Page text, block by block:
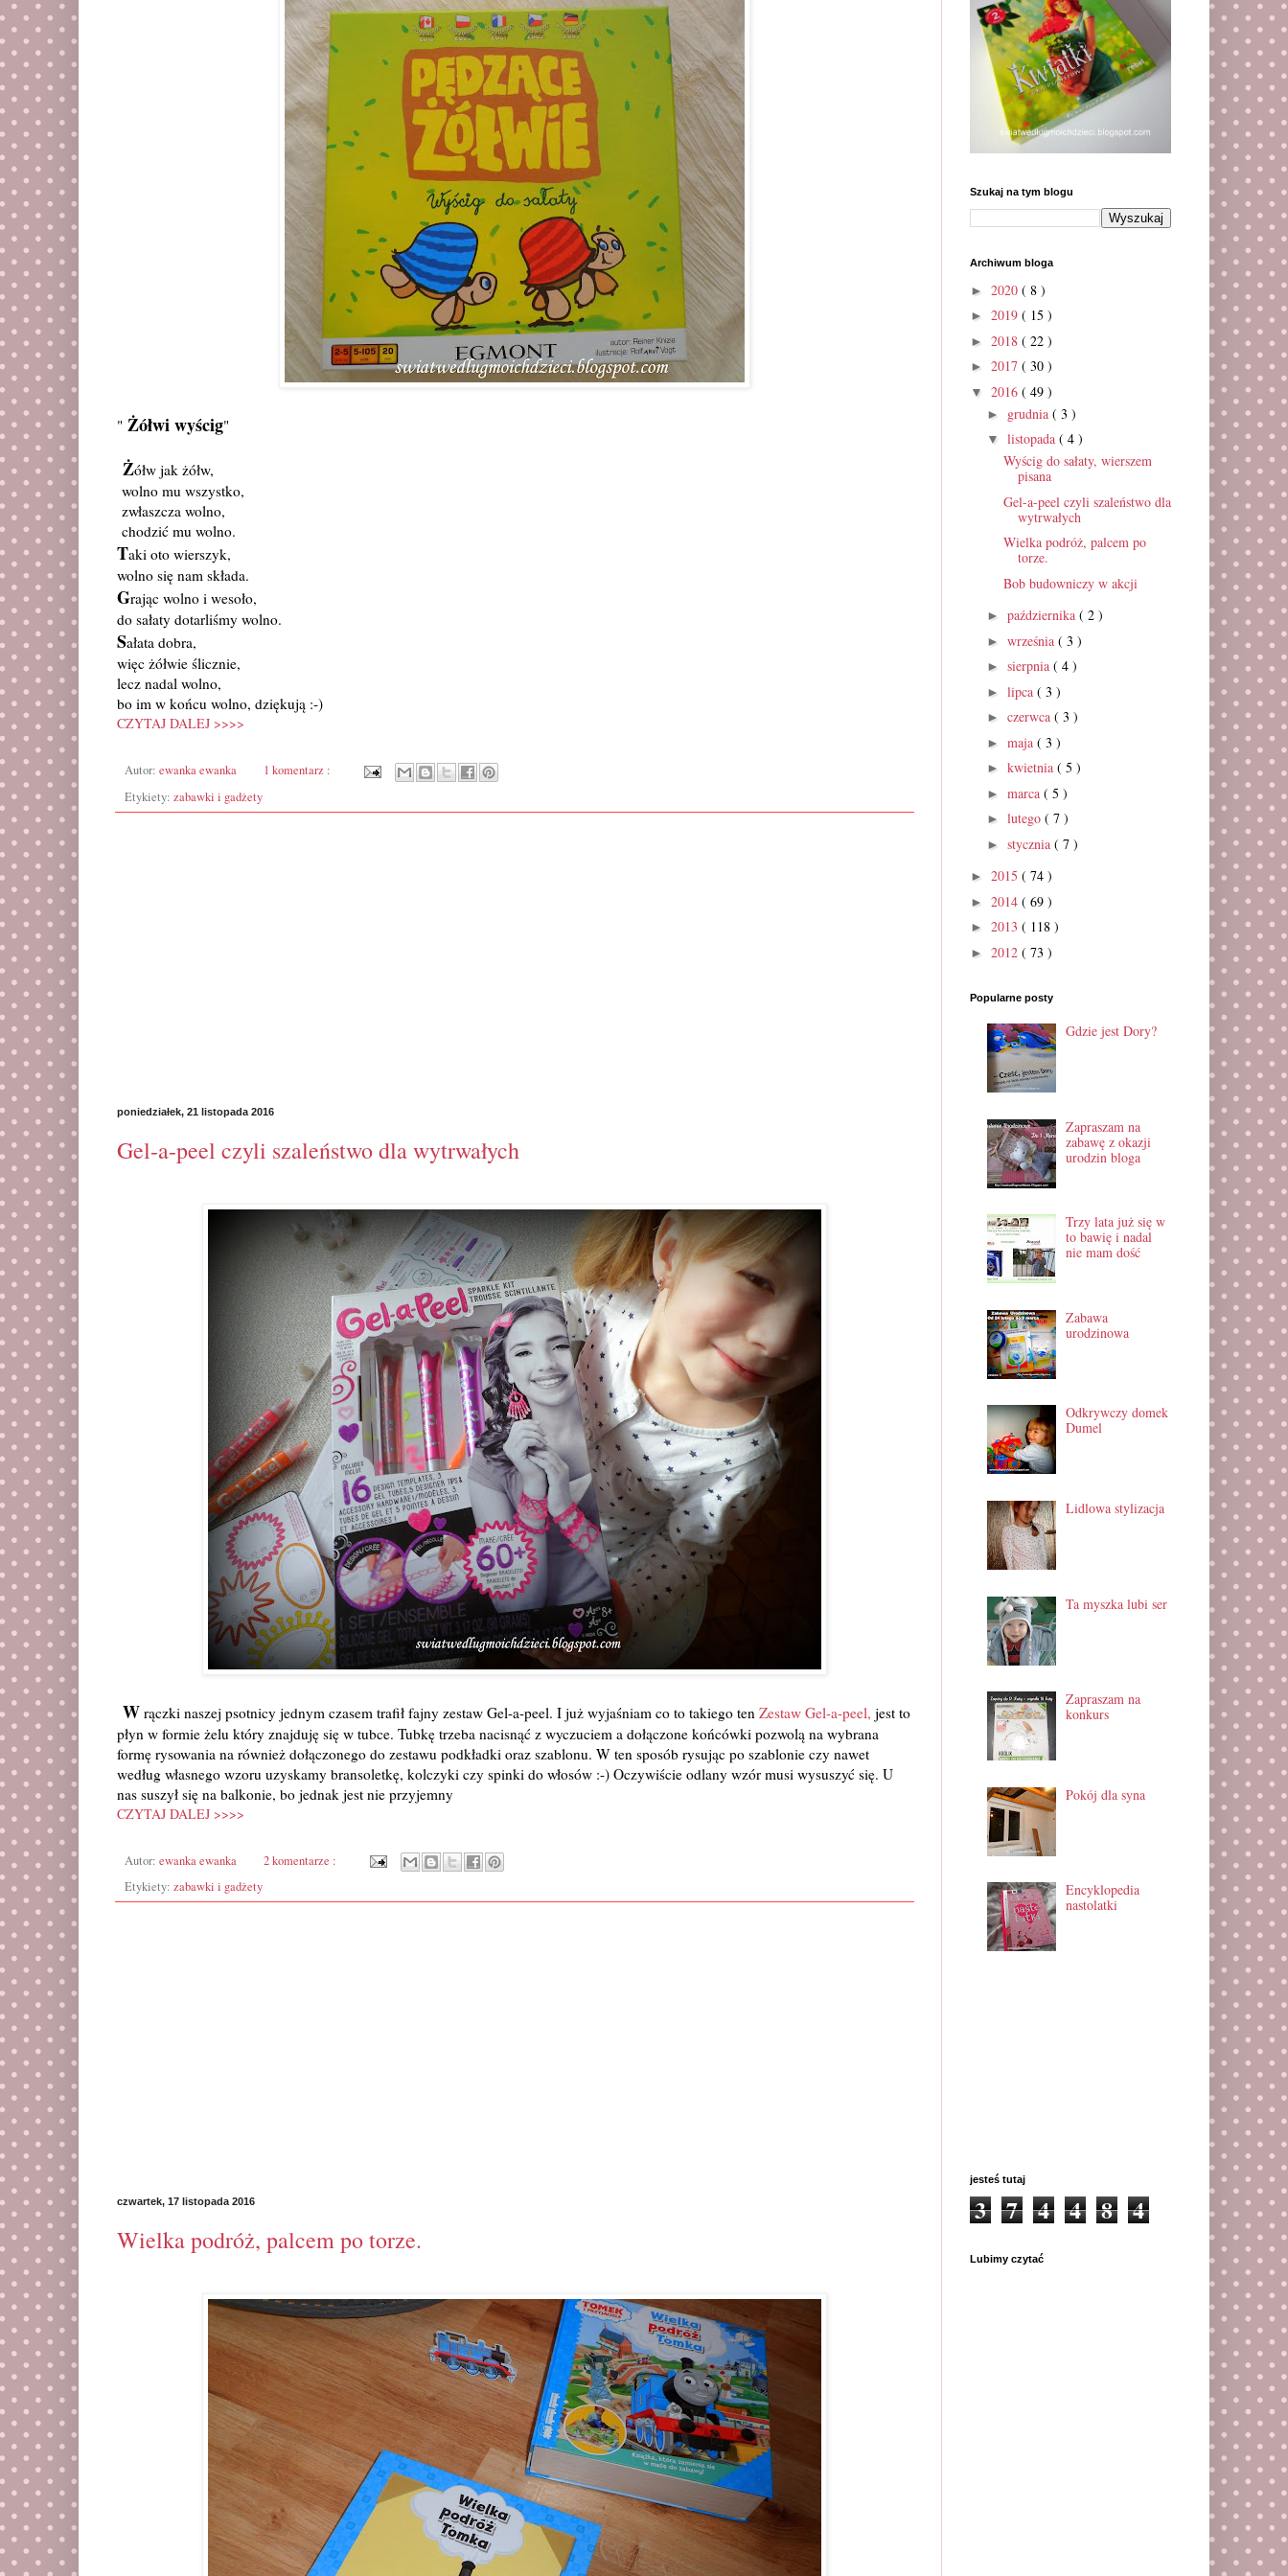
" Żółwi wyścig"
Żółw jak żółw,
wolno mu wszystko,
zwłaszcza wolno,
chodzić mu wolno.
Taki oto wierszyk,
wolno się nam składa.
Grając wolno i wesoło,
do sałaty dotarliśmy wolno.
Sałata dobra,
więc żółwie ślicznie,
lecz nadal wolno,
bo im w końcu wolno, dziękują :-)
CZYTAJ DALEJ >>>>
Autor: ewanka ewanka
1 komentarz :
Etykiety: zabawki i gadżety
poniedziałek, 21 listopada 2016
Gel-a-peel czyli szaleństwo dla wytrwałych
W rączki naszej psotnicy jednym czasem trafił fajny zestaw Gel-a-peel. I już wyjaśniam co to takiego ten Zestaw Gel-a-peel, jest to
płyn w formie żelu który znajduję się w tubce. Tubkę trzeba nacisnąć z wyczuciem a dołączone końcówki pozwolą na wybrana
formę rysowania na również dołączonego do zestawu podkładki oraz szablonu. W ten sposób rysując po szablonie czy nawet
według własnego wzoru uzyskamy bransoletkę, kolczyki czy spinki do włosów :-) Oczywiście odlany wzór musi wysuszyć się. U
nas suszył się na balkonie, bo jednak jest nie przyjemny
CZYTAJ DALEJ >>>>
Autor: ewanka ewanka
2 komentarze :
Etykiety: zabawki i gadżety
czwartek, 17 listopada 2016
Wielka podróż, palcem po torze.
Szukaj na tym blogu
Archiwum bloga
► 2020 ( 8 )
► 2019 ( 15 )
► 2018 ( 22 )
► 2017 ( 30 )
▼ 2016 ( 49 )
► grudnia ( 3 )
▼ listopada ( 4 )
Wyścig do sałaty, wierszem
pisana
Gel-a-peel czyli szaleństwo dla
wytrwałych
Wielka podróż, palcem po
torze.
Bob budowniczy w akcji
► października ( 2 )
► września ( 3 )
► sierpnia ( 4 )
► lipca ( 3 )
► czerwca ( 3 )
► maja ( 3 )
► kwietnia ( 5 )
► marca ( 5 )
► lutego ( 7 )
► stycznia ( 7 )
► 2015 ( 74 )
► 2014 ( 69 )
► 2013 ( 118 )
► 2012 ( 73 )
Popularne posty
Gdzie jest Dory?
Zapraszam na
zabawę z okazji
urodzin bloga
Trzy lata już się w
to bawię i nadal
nie mam dość
Zabawa
urodzinowa
Odkrywczy domek
Dumel
Lidlowa stylizacja
Ta myszka lubi ser
Zapraszam na
konkurs
Pokój dla syna
Encyklopedia
nastolatki
jesteś tutaj
3 7 4 4 8 4
Lubimy czytać